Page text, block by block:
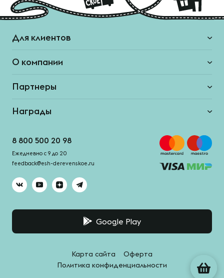
Для клиентов
О компании
Партнеры
Награды
8 800 500 20 98
Ежедневно с 9 до 20
feedback@esh-derevenskoe.ru
Google Play
Карта сайта
Оферта
Политика конфиденциальности